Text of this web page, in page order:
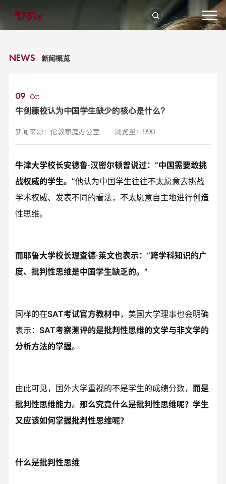
NEWS 新闻概览
09 Oct
牛剑藤校认为中国学生缺少的核心是什么?
新闻来源：伦敦家庭办公室 浏览量：990
牛津大学校长安德鲁·汉密尔顿曾说过：“中国需要敢挑
战权威的学生。”他认为中国学生往往不太愿意去挑战
学术权威、发表不同的看法，不太愿意自主地进行创造
性思维。
而耶鲁大学校长理查德·莱文也表示：“跨学科知识的广
度、批判性思维是中国学生缺乏的。”
同样的在SAT考试官方教材中，美国大学理事也会明确
表示： SAT考察测评的是批判性思维的文学与非文学的
分析方法的掌握。
由此可见，国外大学重视的不是学生的成绩分数， 而是
批判性思维能力。 那么究竟什么是批判性思维呢？学生
又应该如何掌握批判性思维呢？
什么是批判性思维